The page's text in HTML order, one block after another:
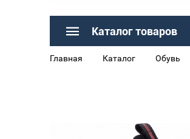
Каталог товаров
Главная Каталог Обувь